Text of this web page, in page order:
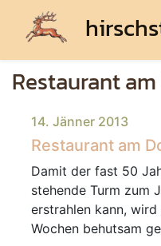
Restaurant
14. Jänner 2013
Restaurant am
Damit der fast 50
stehende Turm zum
erstrahlen kann,
Wochen behutsam